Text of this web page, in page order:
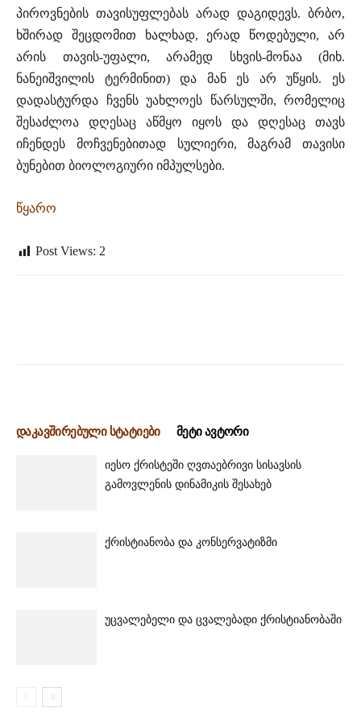
პიროვნების თავისუფლებას არად დაგიდევს. ბრბო,
ხშირად შეცდომით ხალხად, ერად წოდებული, არ
არის თავის-უფალი, არამედ სხვის-მონაა (მიხ.
ნანეიშვილის ტერმინით) და მან ეს არ უწყის. ეს
დადასტურდა ჩვენს უახლოეს წარსულში, რომელიც
შესაძლოა დღესაც აწმყო იყოს და დღესაც თავს
იჩენდეს მოჩვენებითად სულიერი, მაგრამ თავისი
ბუნებით ბიოლოგიური იმპულსები.
წყარო
Post Views: 2
დაკავშირებული სტატიები მეტი ავტორი
იესო ქრისტეში ღვთაებრივი სისავსის
გამოვლენის დინამიკის შესახებ
ქრისტიანობა და კონსერვატიზმი
უცვალებელი და ცვალებადი ქრისტიანობაში